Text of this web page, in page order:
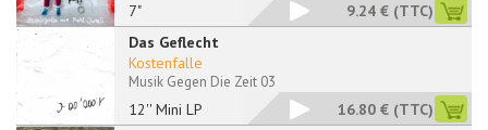
7" 9.24 € (TTC)
Das Geflecht
12'' Mini LP
Kostenfalle
Musik Gegen Die Zeit 03
16.80 € (TTC)